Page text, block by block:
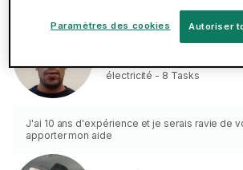
électricité - 8 Tasks
J'ai 10 ans d'expérience et je serais ravie de
apporter mon aide
Autoriser
Paramètres des cookies